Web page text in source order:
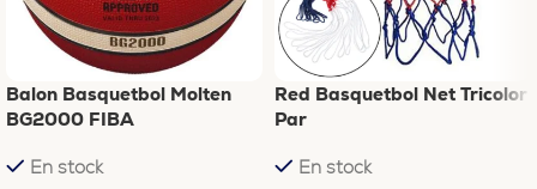
Balon Basquetbol Molten
BG2000 FIBA
En stock
Red Basquetbol Net Tricolor
Par
En stock